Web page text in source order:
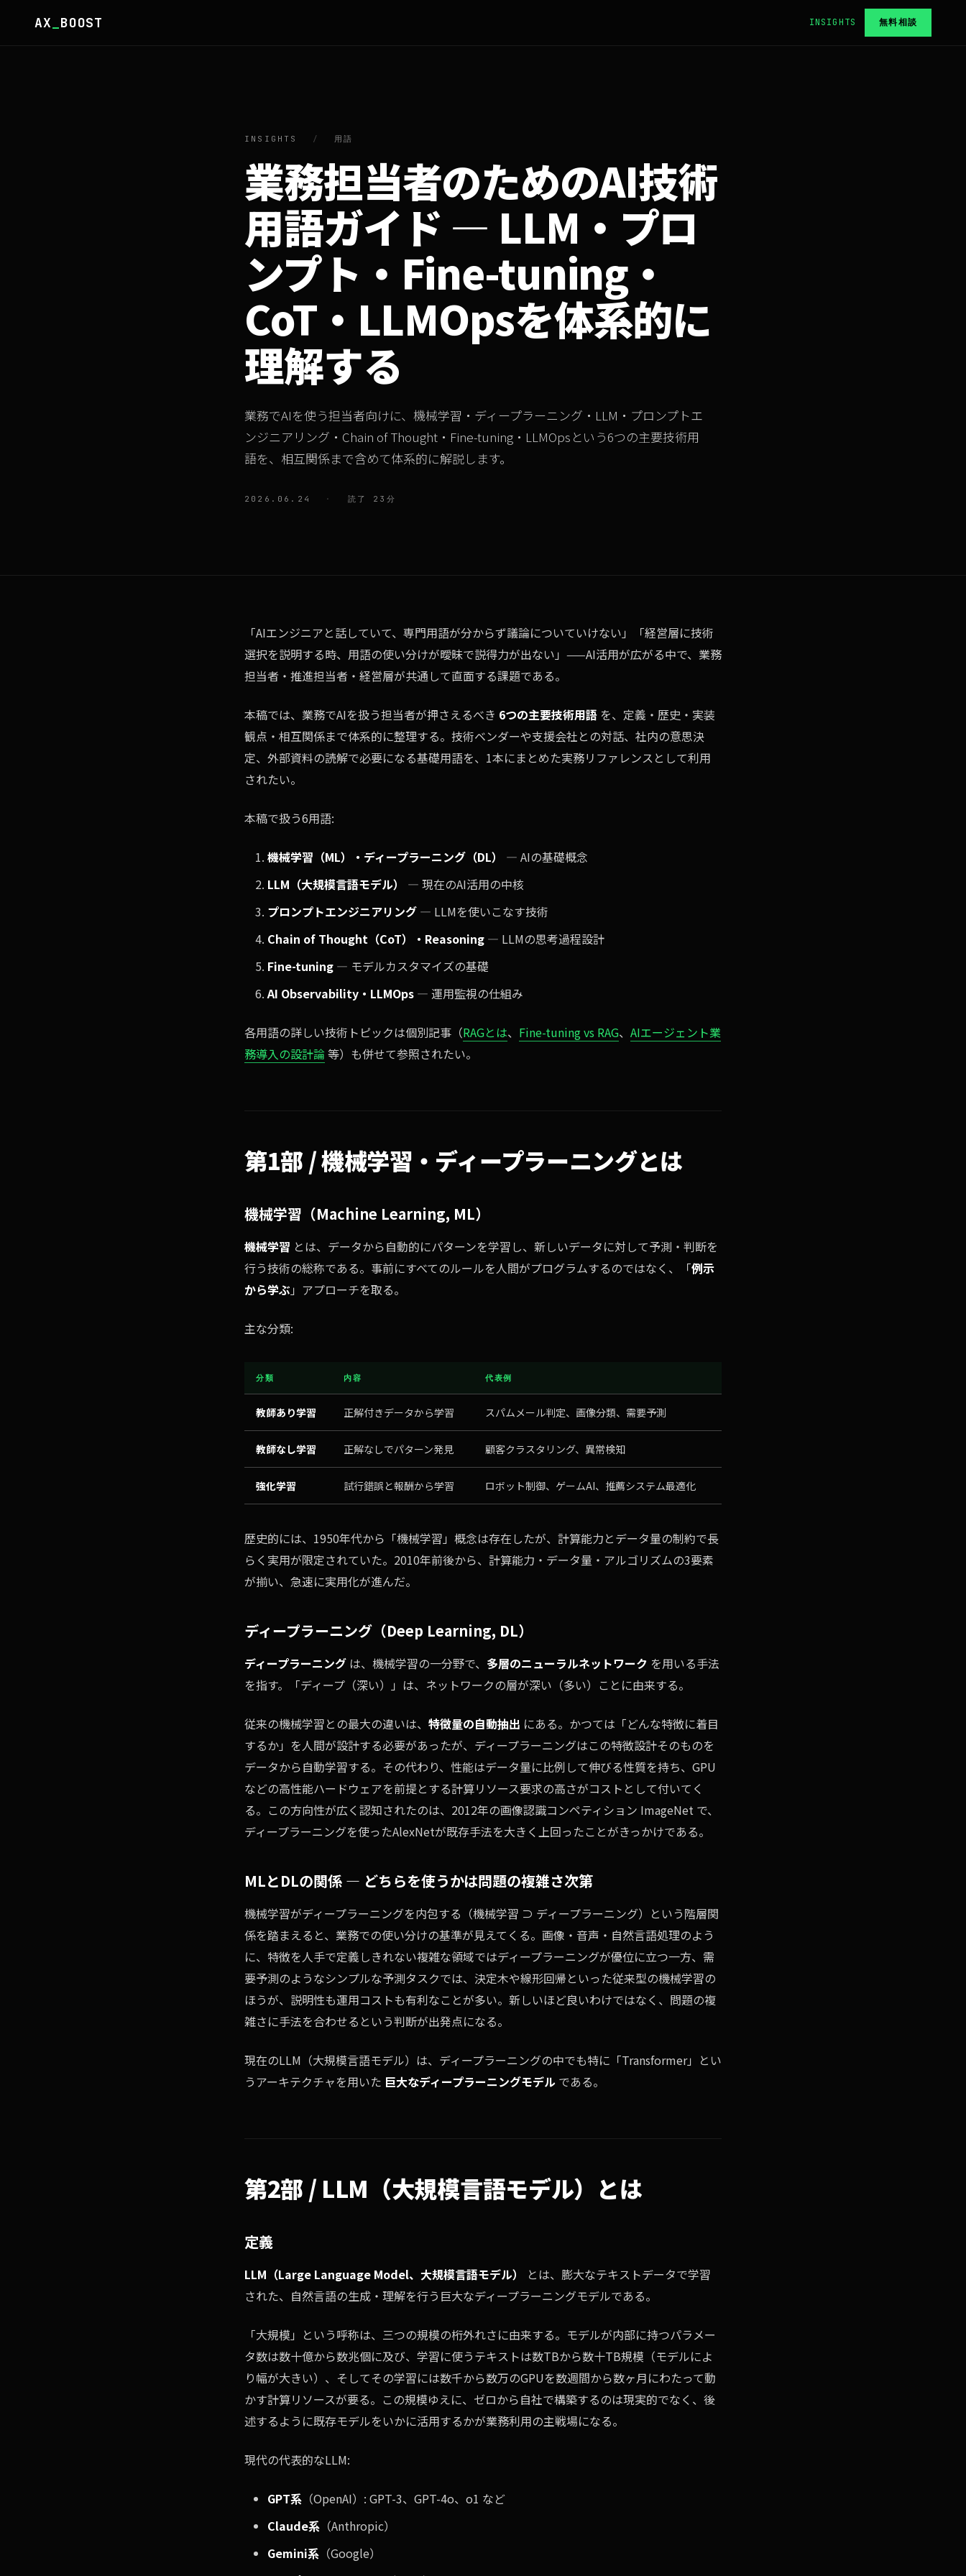
AX BOOST INSIGHTS 無料相談
INSIGHTS / 用語
業務担当者のためのAI技術
用語ガイド — LLM・プロ
ンプト・Fine-tuning・
CoT・LLMOpsを体系的に
理解する
業務でAIを使う担当者向けに、機械学習・ディープラーニング・LLM・プロンプトエ
ンジニアリング・Chain of Thought・Fine-tuning・LLMOpsという6つの主要技術用
語を、相互関係まで含めて体系的に解説します。
2026.06.24 · 読了 23分
「AIエンジニアと話していて、専門用語が分からず議論についていけない」「経営層に技術
選択を説明する時、用語の使い分けが曖昧で説得力が出ない」——AI活用が広がる中で、業務
担当者・推進担当者・経営層が共通して直面する課題である。
本稿では、業務でAIを扱う担当者が押さえるべき 6つの主要技術用語 を、定義・歴史・実装
観点・相互関係まで体系的に整理する。技術ベンダーや支援会社との対話、社内の意思決
定、外部資料の読解で必要になる基礎用語を、1本にまとめた実務リファレンスとして利用
されたい。
本稿で扱う6用語:
機械学習（ML）・ディープラーニング（DL）
— AIの基礎概念
LLM（大規模言語モデル）
— 現在のAI活用の中核
プロンプトエンジニアリング — LLMを使いこなす技術
Chain of Thought（CoT）・Reasoning — LLMの思考過程設計
Fine-tuning — モデルカスタマイズの基礎
AI Observability・LLMOps — 運用監視の仕組み
各用語の詳しい技術トピックは個別記事（RAGとは、 Fine-tuning vs RAG、 AIエージェント業
務導入の設計論等）も併せて参照されたい。
第1部 / 機械学習・ディープラーニングとは
機械学習（Machine Learning, ML）
機械学習 とは、データから自動的にパターンを学習し、新しいデータに対して予測・判断を
行う技術の総称である。事前にすべてのルールを人間がプログラムするのではなく、「例示
から学ぶ 」アプローチを取る。
主な分類:
分類 内容 代表例
教師あり学習 正解付きデータから学習 スパムメール判定、画像分類、需要予測
教師なし学習 正解なしでパターン発見 顧客クラスタリング、異常検知
強化学習 試行錯誤と報酬から学習 ロボット制御、ゲームAI、推薦システム最適化
歴史的には、1950年代から「機械学習」概念は存在したが、計算能力とデータ量の制約で長
らく実用が限定されていた。2010年前後から、計算能力・データ量・アルゴリズムの3要素
が揃い、急速に実用化が進んだ。
ディープラーニング（Deep Learning, DL）
ディープラーニング は、機械学習の一分野で、 多層のニューラルネットワーク を用いる手法
を指す。「ディープ（深い）」は、ネットワークの層が深い（多い）ことに由来する。
従来の機械学習との最大の違いは、 特徴量の自動抽出 にある。かつては「どんな特徴に着目
するか」を人間が設計する必要があったが、ディープラーニングはこの特徴設計そのものを
データから自動学習する。その代わり、性能はデータ量に比例して伸びる性質を持ち、GPU
などの高性能ハードウェアを前提とする計算リソース要求の高さがコストとして付いてく
る。この方向性が広く認知されたのは、2012年の画像認識コンペティション ImageNet で、
ディープラーニングを使ったAlexNetが既存手法を大きく上回ったことがきっかけである。
MLとDLの関係 — どちらを使うかは問題の複雑さ次第
機械学習がディープラーニングを内包する（機械学習 ⊃ ディープラーニング）という階層関
係を踏まえると、業務での使い分けの基準が見えてくる。画像・音声・自然言語処理のよう
に、特徴を人手で定義しきれない複雑な領域ではディープラーニングが優位に立つ一方、需
要予測のようなシンプルな予測タスクでは、決定木や線形回帰といった従来型の機械学習の
ほうが、説明性も運用コストも有利なことが多い。新しいほど良いわけではなく、問題の複
雑さに手法を合わせるという判断が出発点になる。
現在のLLM（大規模言語モデル）は、ディープラーニングの中でも特に「Transformer」とい
うアーキテクチャを用いた 巨大なディープラーニングモデル である。
第2部 / LLM（大規模言語モデル）とは
定義
LLM（Large Language Model、大規模言語モデル）
とは、膨大なテキストデータで学習
された、自然言語の生成・理解を行う巨大なディープラーニングモデルである。
「大規模」という呼称は、三つの規模の桁外れさに由来する。モデルが内部に持つパラメー
タ数は数十億から数兆個に及び、学習に使うテキストは数TBから数十TB規模（モデルによ
り幅が大きい）、そしてその学習には数千から数万のGPUを数週間から数ヶ月にわたって動
かす計算リソースが要る。この規模ゆえに、ゼロから自社で構築するのは現実的でなく、後
述するように既存モデルをいかに活用するかが業務利用の主戦場になる。
現代の代表的なLLM:
GPT系 （OpenAI）: GPT-3、GPT-4o、o1 など
Claude系 （Anthropic）
Gemini系 （Google）